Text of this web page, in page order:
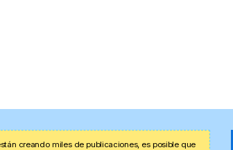
creando miles de publicaciones, es posible que